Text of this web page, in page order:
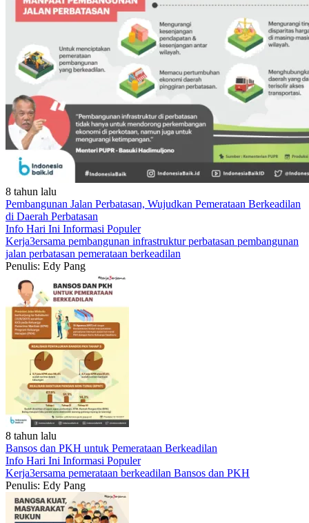
8 tahun lalu
Pembangunan Jalan Perbatasan, Wujudkan Pemerataan Berkeadilan
di Daerah Perbatasan
Info Hari Ini Informasi Populer
Kerja3ersama pembangunan infrastruktur perbatasan pembangunan
jalan perbatasan pemerataan berkeadilan
Penulis: Edy Pang
8 tahun lalu
Bansos dan PKH untuk Pemerataan Berkeadilan
Info Hari Ini Informasi Populer
Kerja3ersama pemerataan berkeadilan Bansos dan PKH
Penulis: Edy Pang